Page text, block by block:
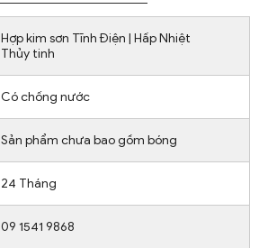
Hợp kim sơn Tĩnh Điện | Hấp Nhiệt
Thủy tinh
Có chống nước
Sản phẩm chưa bao gồm bóng
24 Tháng
09 1541 9868